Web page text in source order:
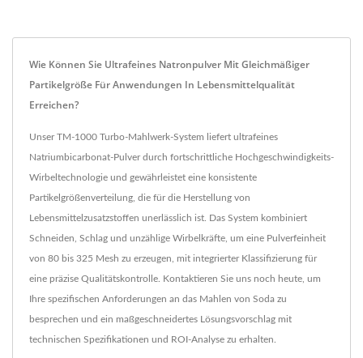
Wie Können Sie Ultrafeines Natronpulver Mit Gleichmäßiger
Partikelgröße Für Anwendungen In Lebensmittelqualität
Erreichen?
Unser TM-1000 Turbo-Mahlwerk-System liefert ultrafeines
Natriumbicarbonat-Pulver durch fortschrittliche Hochgeschwindigkeits-
Wirbeltechnologie und gewährleistet eine konsistente
Partikelgrößenverteilung, die für die Herstellung von
Lebensmittelzusatzstoffen unerlässlich ist. Das System kombiniert
Schneiden, Schlag und unzählige Wirbelkräfte, um eine Pulverfeinheit
von 80 bis 325 Mesh zu erzeugen, mit integrierter Klassifizierung für
eine präzise Qualitätskontrolle. Kontaktieren Sie uns noch heute, um
Ihre spezifischen Anforderungen an das Mahlen von Soda zu
besprechen und ein maßgeschneidertes Lösungsvorschlag mit
technischen Spezifikationen und ROI-Analyse zu erhalten.